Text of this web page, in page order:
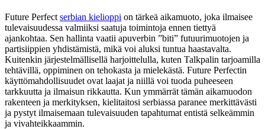
Future Perfect serbian kielioppi on tärkeä aikamuoto, joka ilmaisee
tulevaisuudessa valmiiksi saatuja toimintoja ennen tiettyä
ajankohtaa. Sen hallinta vaatii apuverbin ”biti” futuurimuotojen ja
partisiippien yhdistämistä, mikä voi aluksi tuntua haastavalta.
Kuitenkin järjestelmällisellä harjoittelulla, kuten Talkpalin tarjoamilla
tehtävillä, oppiminen on tehokasta ja mielekästä. Future Perfectin
käyttömahdollisuudet ovat laajat ja niillä voi tuoda puheeseen
tarkkuutta ja ilmaisun rikkautta. Kun ymmärrät tämän aikamuodon
rakenteen ja merkityksen, kielitaitosi serbiassa paranee merkittävästi
ja pystyt ilmaisemaan tulevaisuuden tapahtumat entistä selkeämmin
ja vivahteikkaammin.